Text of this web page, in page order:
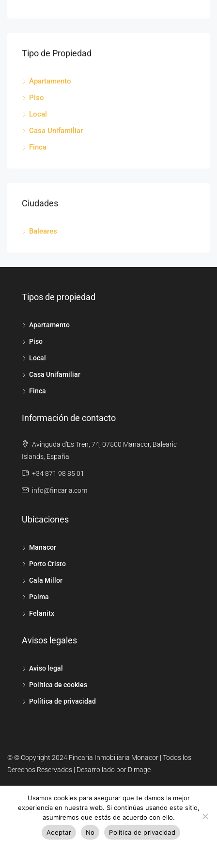
Tipo de Propiedad
Apartamento
Piso
Local
Casa Unifamiliar
Finca
Ciudades
Baleares
Tipos de propiedad
Apartamento
Piso
Local
Casa Unifamiliar
Finca
Información de contacto
Avinguda d'Es Tren, 74, 07500 Manacor, Balearic
Islands, España
+34 871 98 85 01
info@fincaria.com
Ubicaciones
Manacor
Porto Cristo
Cala Millor
Palma
Felanitx
Avisos legales
Aviso legal
Política de cookies
Política de privacidad
© © Copyright 2024 Fincaria Inmobiliaria Monacor | Todos los
Derechos Reservados | Desarrollado por Dimage
Usamos cookies para asegurar que te damos la mejor
experiencia en nuestra web. Si continúas usando este sitio,
asumiremos que estás de acuerdo con ello.
Aceptar
No Política de privacidad